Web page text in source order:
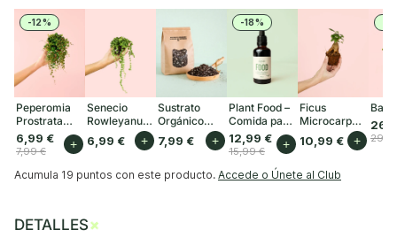
-12%
Peperomia
Prostrata
Mini
6,99 €
7,99 € +
Senecio
Rowleyanus
Mini
6,99 € +
Sustrato
Orgánico
para Plantas
de Interior 3L
7,99 € +
-18%
Plant Food –
Comida para
Plantas
Interior 50ml
12,99 €
15,99 € +
Ficus
Microcarpa
Mini
10,99 € +
Acumula 19 puntos con este producto. Accede o Únete al Club
DETALLES+